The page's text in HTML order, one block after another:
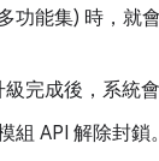
功能集) 時，就
完成後，系統會
API 解除封鎖。